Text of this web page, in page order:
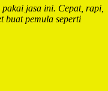
jasa ini. Cepat, rapi,
buat pemula seperti